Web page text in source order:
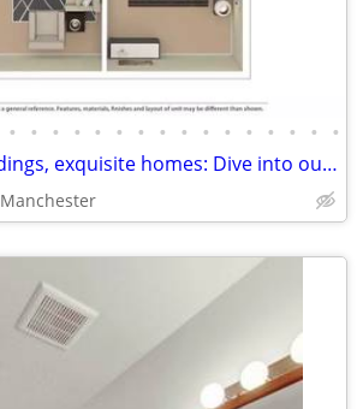
• • • • • • • • • • • • • • • •
Inspiring surroundings, exquisite homes: Dive into our 1 BR.
Manchester